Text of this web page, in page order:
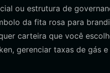
ou estrutura de
da fita rosa para
carteira que você
gerenciar taxas de gás